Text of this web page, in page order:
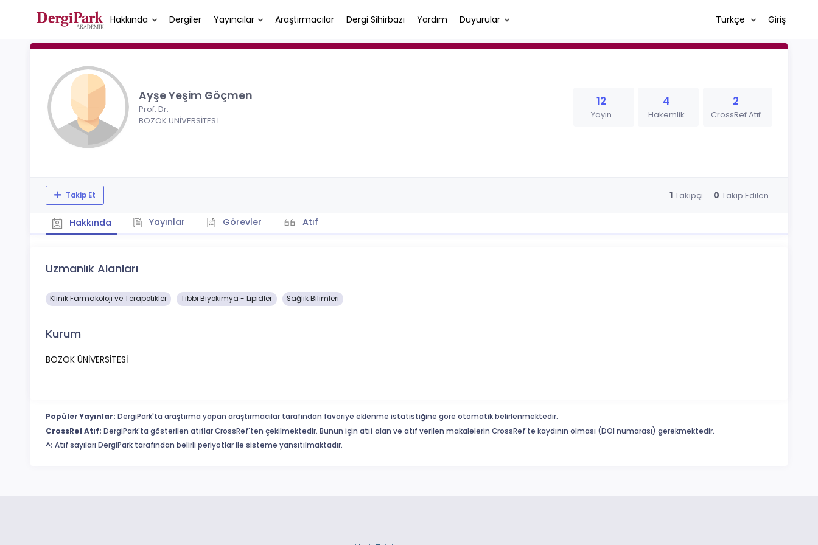
Hakkında Dergiler Yayıncılar Araştırmacılar Dergi Sihirbazı Yardım Duyurular Türkçe Giriş
Ayşe Yeşim Göçmen
Prof. Dr.
BOZOK ÜNİVERSİTESİ
12
Yayın
4
Hakemlik
2
CrossRef Atıf
Takip Et 1 Takipçi 0 Takip Edilen
Hakkında Yayınlar Görevler Atıf
Uzmanlık Alanları
Klinik Farmakoloji ve Terapötikler Tıbbi Biyokimya - Lipidler Sağlık Bilimleri
Kurum
BOZOK ÜNİVERSİTESİ
Popüler Yayınlar: DergiPark'ta araştırma yapan araştırmacılar tarafından favoriye eklenme istatistiğine göre otomatik belirlenmektedir.
CrossRef Atıf: DergiPark'ta gösterilen atıflar CrossRef'ten çekilmektedir. Bunun için atıf alan ve atıf verilen makalelerin CrossRef'te kaydının olması (DOI numarası) gerekmektedir.
^: Atıf sayıları DergiPark tarafından belirli periyotlar ile sisteme yansıtılmaktadır.